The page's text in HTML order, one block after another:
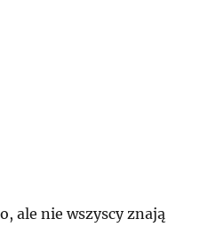
ale nie wszyscy znają